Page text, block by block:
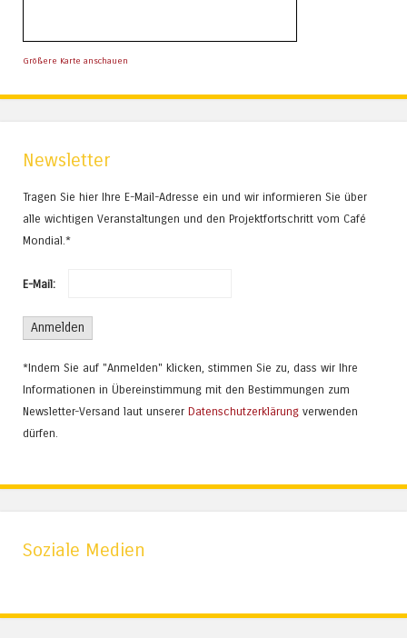
Größere Karte anschauen
Newsletter
Tragen Sie hier Ihre E-Mail-Adresse ein und wir informieren Sie über
alle wichtigen Veranstaltungen und den Projektfortschritt vom Café
Mondial.*
E-Mail:
*Indem Sie auf "Anmelden" klicken, stimmen Sie zu, dass wir Ihre
Informationen in Übereinstimmung mit den Bestimmungen zum
Newsletter-Versand laut unserer Datenschutzerklärung verwenden
dürfen.
Soziale Medien